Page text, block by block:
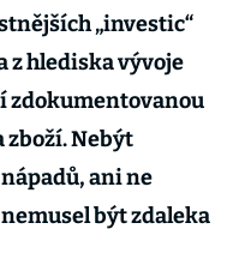
„investic“
z hlediska vývoje
zdokumentovanou
Nebýt
ani ne
být zdaleka